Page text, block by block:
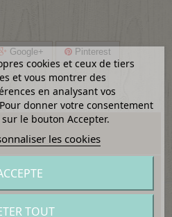
Google+ Pinterest
cookies et ceux de tiers
et vous montrer des
en analysant vos
donner votre consentement
le bouton Accepter.
les cookies
TOUT